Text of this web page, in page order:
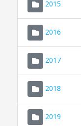
2015
2016
2017
2018
2019